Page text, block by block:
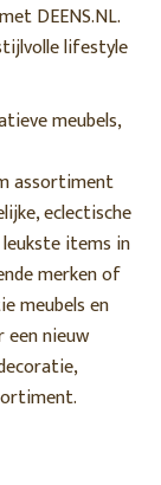
DEENS.NL.
lifestyle
meubels,
assortiment
eclectische
items in
merken of
meubels en
een nieuw